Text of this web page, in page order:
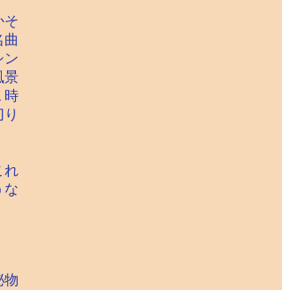
そ
曲
ン
景
時
れ
な
物